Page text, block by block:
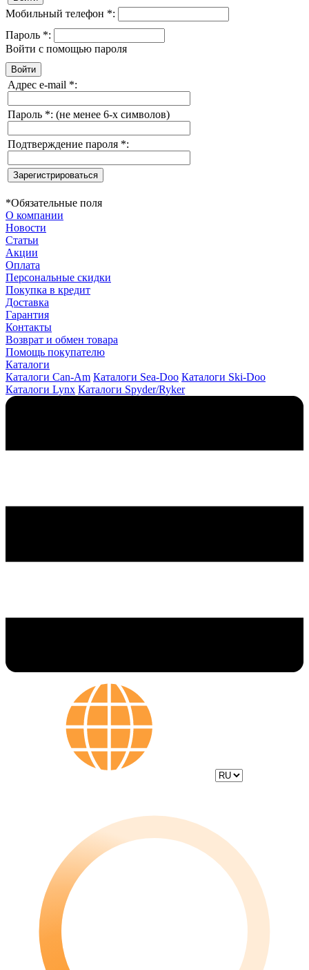
Мобильный телефон *:
Пароль *:
Войти с помощью пароля
Адрес e-mail *:
Пароль *: (не менее 6-х символов)
Подтверждение пароля *:
*Обязательные поля
О компании
Новости
Статьи
Акции
Оплата
Персональные скидки
Покупка в кредит
Доставка
Гарантия
Контакты
Возврат и обмен товара
Помощь покупателю
Каталоги
Каталоги Can-Am Каталоги Sea-Doo Каталоги Ski-Doo
Каталоги Lynx Каталоги Spyder/Ryker